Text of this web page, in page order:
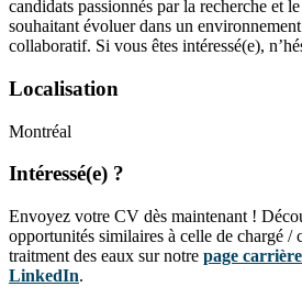
candidats passionnés par la recherche et
souhaitant évoluer dans un
collaboratif. Si vous êtes intéressé(e),
Localisation
Montréal
Intéressé(e) ?
Envoyez votre CV dès maintenant !
opportunités similaires à celle de chargé /
traitment des eaux sur notre page
LinkedIn.